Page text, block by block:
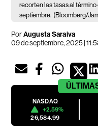
recorten las tasas al término
septiembre. (Bloomberg/
PorAugusta Saraiva
09 de septiembre, 2025 |
NASDAQ
+2.59%
26,584.99